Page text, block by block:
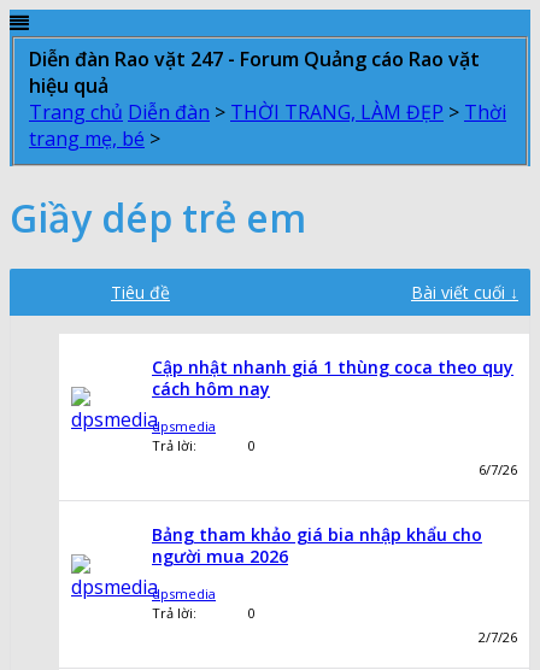
Diễn đàn Rao vặt 247 - Forum Quảng cáo Rao vặt
hiệu quả
Trang chủ Diễn đàn > THỜI TRANG, LÀM ĐẸP > Thời
trang mẹ, bé >
Giầy dép trẻ em
Tiêu đề Bài viết cuối ↓
Cập nhật nhanh giá 1 thùng coca theo quy
cách hôm nay
dpsmedia
Trả lời:
0
6/7/26
Bảng tham khảo giá bia nhập khẩu cho
người mua 2026
dpsmedia
Trả lời:
0
2/7/26